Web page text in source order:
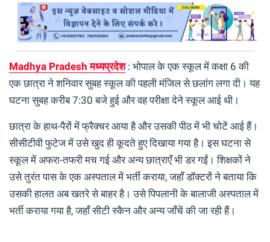
Madhya Pradesh मध्यप्रदेश: भोपाल के एक स्कूल में कक्षा 6 की
एक छात्रा ने शनिवार सुबह स्कूल की पहली मंजिल से छलांग लगा दी। यह
घटना सुबह करीब 7:30 बजे हुई और वह परीक्षा देने स्कूल आई थी।
छात्रा के हाथ-पैरों में फ्रैक्चर आया है और उसकी पीठ में भी चोटें आई हैं।
सीसीटीवी फुटेज में उसे खुद ही कूदते हुए दिखाया गया है। इस घटना से
स्कूल में अफरा-तफरी मच गई और अन्य छात्राएँ भी डर गईं। शिक्षकों ने
उसे तुरंत पास के एक अस्पताल में भर्ती कराया, जहाँ डॉक्टरों ने बताया कि
उसकी हालत अब खतरे से बाहर है। उसे पिपलानी के बालाजी अस्पताल में
भर्ती कराया गया है, जहाँ सीटी स्कैन और अन्य जाँचें की जा रही हैं।